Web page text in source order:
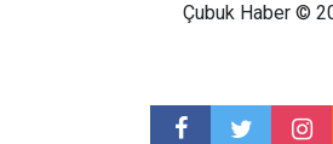
Çubuk Haber ©